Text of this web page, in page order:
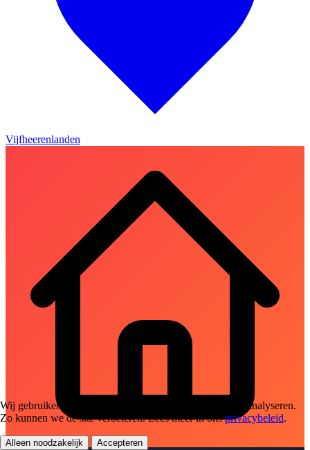
Vijfheerenlanden
Wij gebruiken cookies om het gebruik van de website te analyseren.
Zo kunnen we de site verbeteren. Lees meer in onsprivacybeleid.
Alleen noodzakelijk Accepteren